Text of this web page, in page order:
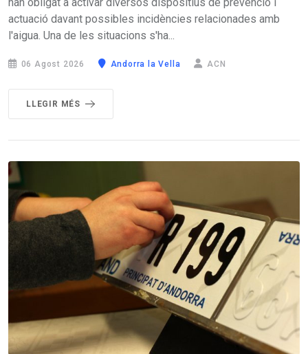
actuació davant possibles incidències relacionades amb
l'aigua. Una de les situacions s'ha...
06 Agost 2026 Andorra la Vella ACN
LLEGIR MÉS